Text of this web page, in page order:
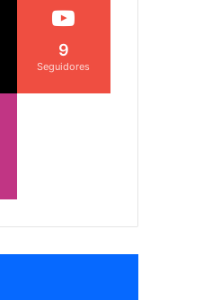
9
Seguidores